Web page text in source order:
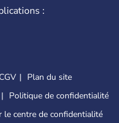
:
CGV
Plan du site
Politique de confidentialité
le centre de confidentialité